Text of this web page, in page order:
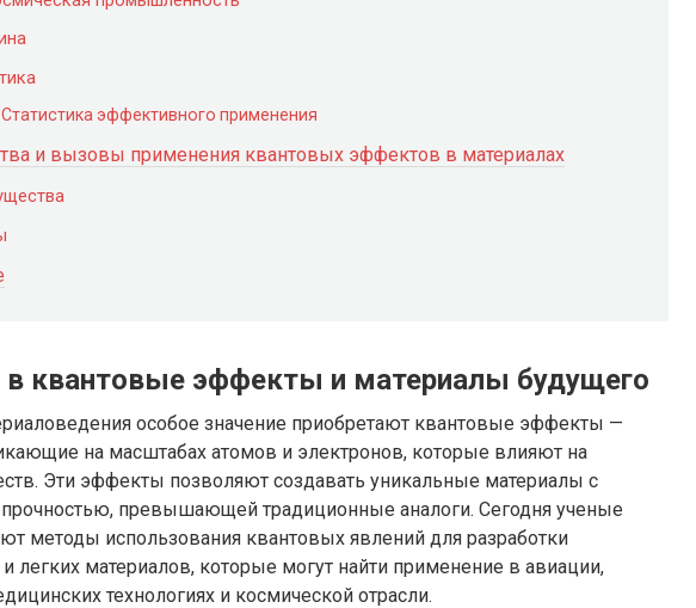
Статистика эффективного применения
и вызовы применения квантовых эффектов в материалах
в квантовые эффекты и материалы будущего
особое значение приобретают квантовые эффекты —
на масштабах атомов и электронов, которые влияют на
Эти эффекты позволяют создавать уникальные материалы с
превышающей традиционные аналоги. Сегодня ученые
методы использования квантовых явлений для разработки
легких материалов, которые могут найти применение в авиации,
технологиях и космической отрасли.